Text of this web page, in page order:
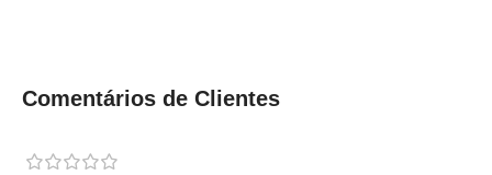
Comentários de Clientes